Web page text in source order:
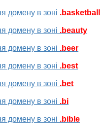
домену в зоні .basketball
домену в зоні .beauty
домену в зоні .beer
домену в зоні .best
домену в зоні .bet
домену в зоні .bi
домену в зоні .bible